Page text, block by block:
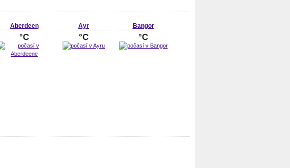
Aberdeen
°C
Ayr
°C
Bangor
°C